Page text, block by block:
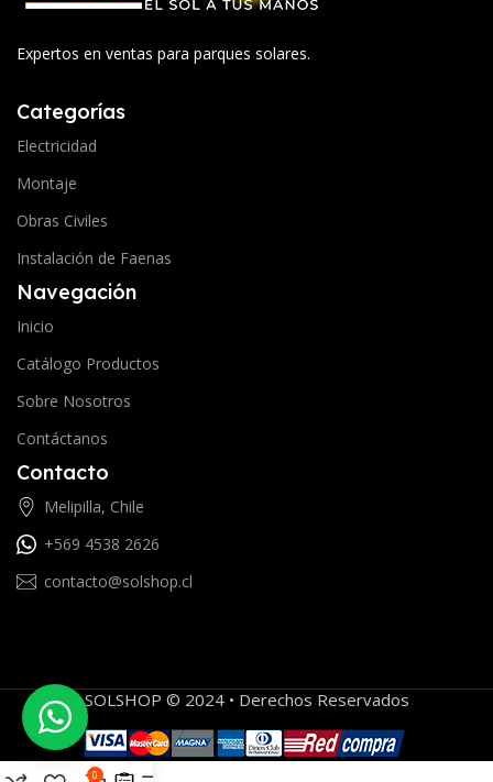
Expertos en ventas para parques solares.
Categorías
Electricidad
Montaje
Obras Civiles
Instalación de Faenas
Navegación
Inicio
Catálogo Productos
Sobre Nosotros
Contáctanos
Contacto
Melipilla, Chile
+569 4538 2626
contacto@solshop.cl
SOLSHOP © 2024 • Derechos Reservados
0